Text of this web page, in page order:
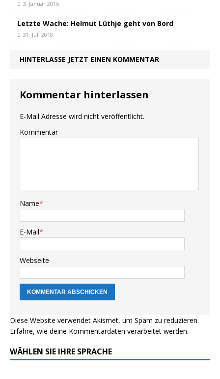
3. Januar 2016
Letzte Wache: Helmut Lüthje geht von Bord
31. Juli 2018
HINTERLASSE JETZT EINEN KOMMENTAR
Kommentar hinterlassen
E-Mail Adresse wird nicht veröffentlicht.
Kommentar
Name*
E-Mail*
Webseite
Diese Website verwendet Akismet, um Spam zu reduzieren.
Erfahre, wie deine Kommentardaten verarbeitet werden.
WÄHLEN SIE IHRE SPRACHE